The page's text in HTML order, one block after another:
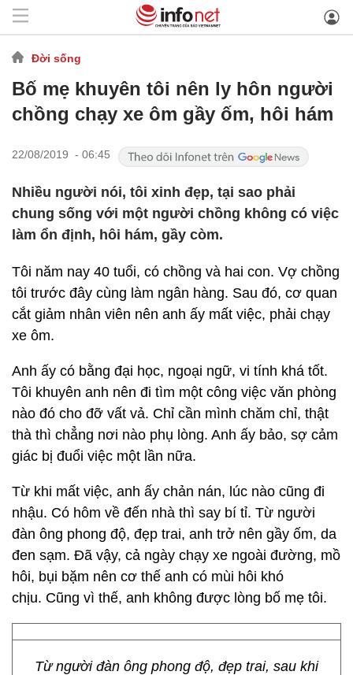
Đời sống
Bố mẹ khuyên tôi nên ly hôn người
chồng chạy xe ôm gầy ốm, hôi hám
22/08/2019 - 06:45
Nhiều người nói, tôi xinh đẹp, tại sao phải
chung sống với một người chồng không có việc
làm ổn định, hôi hám, gầy còm.
Tôi năm nay 40 tuổi, có chồng và hai con. Vợ chồng
tôi trước đây cùng làm ngân hàng. Sau đó, cơ quan
cắt giảm nhân viên nên anh ấy mất việc, phải chạy
xe ôm.
Anh ấy có bằng đại học, ngoại ngữ, vi tính khá tốt.
Tôi khuyên anh nên đi tìm một công việc văn phòng
nào đó cho đỡ vất vả. Chỉ cần mình chăm chỉ, thật
thà thì chẳng nơi nào phụ lòng. Anh ấy bảo, sợ cảm
giác bị đuổi việc một lần nữa.
Từ khi mất việc, anh ấy chản nán, lúc nào cũng đi
nhậu. Có hôm về đến nhà thì say bí tỉ. Từ người
đàn ông phong độ, đẹp trai, anh trở nên gầy ốm, da
đen sạm. Đã vậy, cả ngày chạy xe ngoài đường, mồ
hôi, bụi bặm nên cơ thế anh có mùi hôi khó
chịu. Cũng vì thế, anh không được lòng bố mẹ tôi.
Từ người đàn ông phong độ, đẹp trai, sau khi